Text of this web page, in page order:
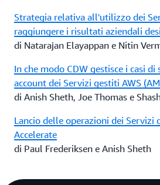
Strategia relativa all'utilizzo dei
raggiungere i risultati aziendali
di Natarajan Elayappan e Nitin
In che modo CDW gestisce i casi
account dei Servizi gestiti AWS
di Anish Sheth, Joe Thomas e
Lancio delle operazioni dei Servizi
Accelerate
di Paul Frederiksen e Anish Sheth